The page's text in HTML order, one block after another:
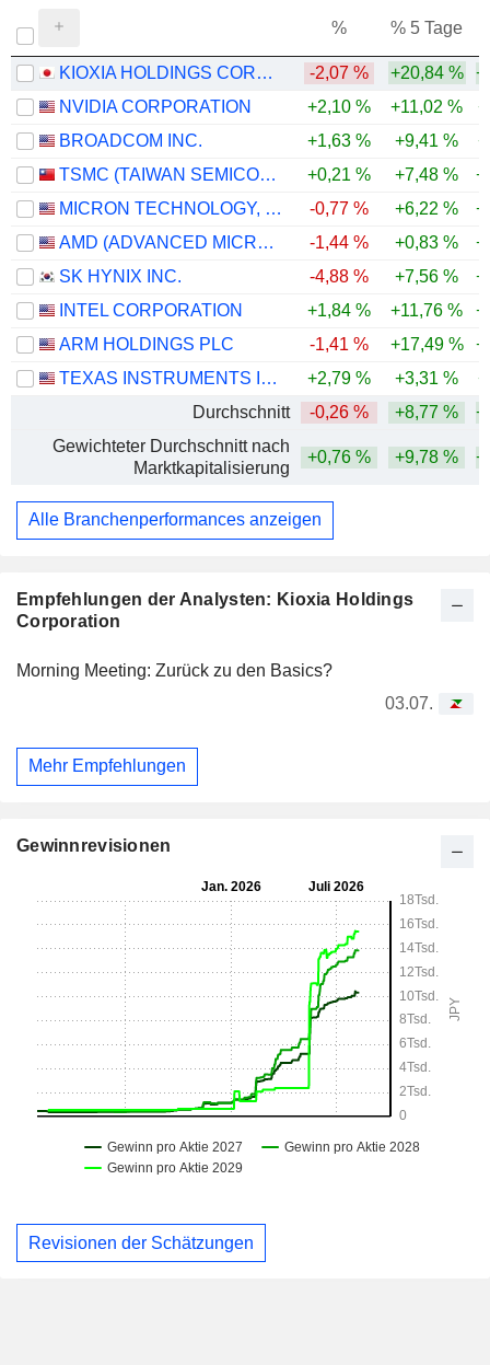
Empfehlungen der Analysten: Kioxia Holdings
Corporation
Morning Meeting: Zurück zu den Basics?
03.07.
Mehr Empfehlungen
% % 5 Tage
KIOXIA HOLDINGS CORPORATION -2,07 % +20,84 %
NVIDIA CORPORATION
+2,10 % +11,02 %
BROADCOM INC.
+1,63 % +9,41 %
TSMC (TAIWAN SEMICONDUCTOR MANUFACTURING COMPANY)
+0,21 % +7,48 %
MICRON TECHNOLOGY, INC.
-0,77 % +6,22 %
AMD (ADVANCED MICRO DEVICES)
-1,44 % +0,83 %
SK HYNIX INC.
-4,88 % +7,56 %
INTEL CORPORATION
+1,84 % +11,76 %
ARM HOLDINGS PLC
-1,41 % +17,49 %
TEXAS INSTRUMENTS INCORPORATED
+2,79 % +3,31 %
Durchschnitt
-0,26 % +8,77 %
Gewichteter Durchschnitt nach
Marktkapitalisierung
+0,76 % +9,78 %
Alle Branchenperformances anzeigen
Gewinnrevisionen
Revisionen der Schätzungen